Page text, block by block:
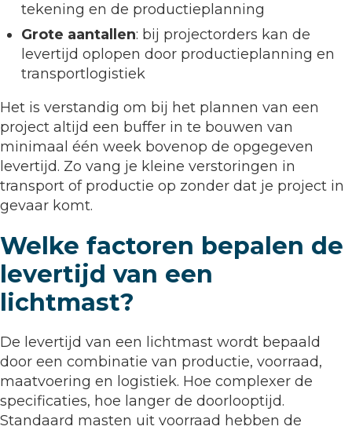
tekening en de productieplanning
Grote aantallen: bij projectorders kan de
levertijd oplopen door productieplanning en
transportlogistiek
Het is verstandig om bij het plannen van een
project altijd een buffer in te bouwen van
minimaal één week bovenop de opgegeven
levertijd. Zo vang je kleine verstoringen in
transport of productie op zonder dat je project in
gevaar komt.
Welke factoren bepalen de
levertijd van een
lichtmast?
De levertijd van een lichtmast wordt bepaald
door een combinatie van productie, voorraad,
maatvoering en logistiek. Hoe complexer de
specificaties, hoe langer de doorlooptijd.
Standaard masten uit voorraad hebben de